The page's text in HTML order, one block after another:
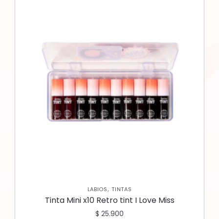
LABIOS,TINTAS
Tinta Mini x10 Retro tint I Love Miss
$ 25.900